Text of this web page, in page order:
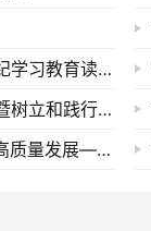
中国石油和化学工业联合会党委召开党纪学习教育读书班
中化企协党支部召开党员（扩大）会议暨树立和践行正确政绩观学习教育动员会
评论员文章 | 奋力推动新时代社会工作高质量发展——论贯彻落实全国社会工作部长会议精神